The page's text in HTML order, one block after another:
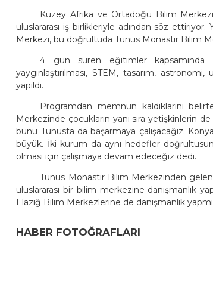
Kuzey Afrika ve Ortadoğu Bilim
uluslararası iş birlikleriyle adından söz
Merkezi, bu doğrultuda Tunus Monastir Bilim
4 gün süren eğitimler kapsamında
yaygınlaştırılması, STEM, tasarım,
yapıldı.
Programdan memnun kaldıklarını
Merkezinde çocukların yanı sıra yetişkinlerin
bunu Tunusta da başarmaya çalışacağız.
büyük. İki kurum da aynı hedefler
olması için çalışmaya devam edeceğiz dedi.
Tunus Monastir Bilim Merkezinden
uluslararası bir bilim merkezine danışmanlık
Elazığ Bilim Merkezlerine de danışmanlık
HABER FOTOĞRAFLARI